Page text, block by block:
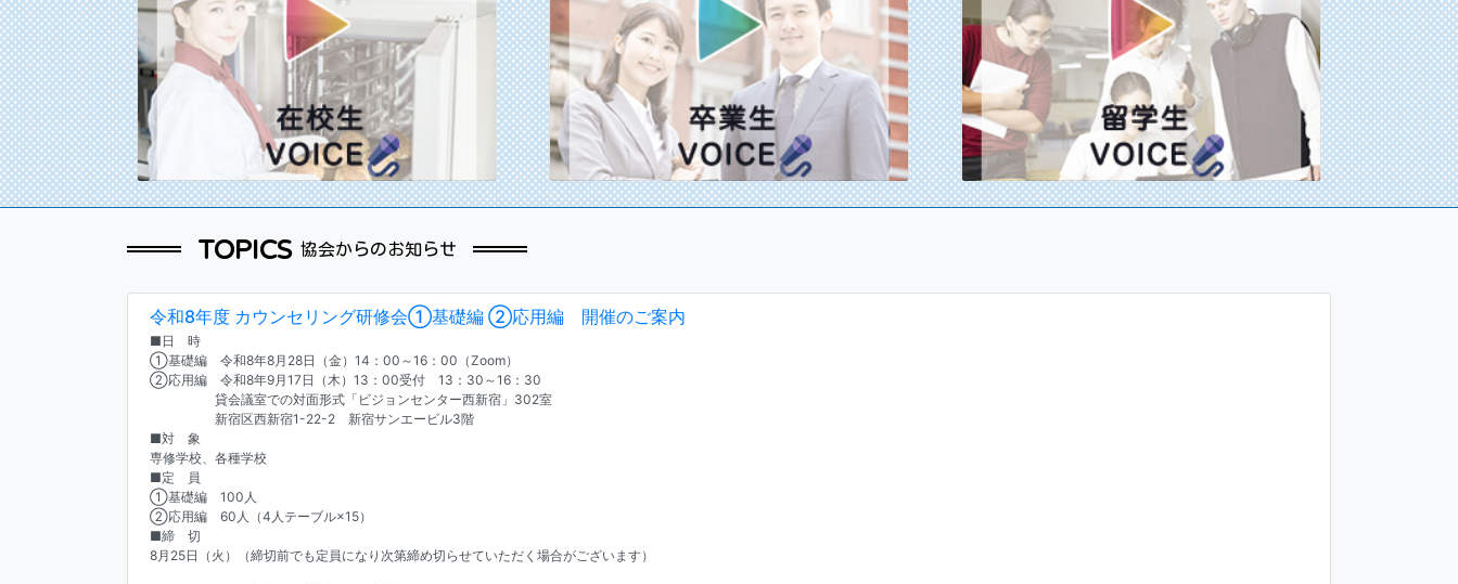
TOPICS 協会からのお知らせ
令和8年度 カウンセリング研修会①基礎編 ②応用編 開催のご案内
■日 時
①基礎編 令和8年8月28日（金）14：00～16：00（Zoom）
②応用編 令和8年9月17日（木）13：00受付 13：30～16：30
貸会議室での対面形式「ビジョンセンター西新宿」302室
新宿区西新宿1-22-2 新宿サンエービル3階
■対 象
専修学校、各種学校
■定 員
①基礎編 100人
②応用編 60人（4人テーブル×15）
■締 切
8月25日（火）（締切前でも定員になり次第締め切らせていただく場合がございます）